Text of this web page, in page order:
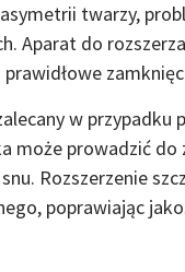
twarzy,
Aparat do
w
może prowadzić
Rozszerzenie
poprawiając